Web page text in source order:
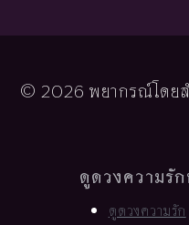
© 2026 พยากรณ์โดยส
ดูดวงความรั
ดูดวงความรัก